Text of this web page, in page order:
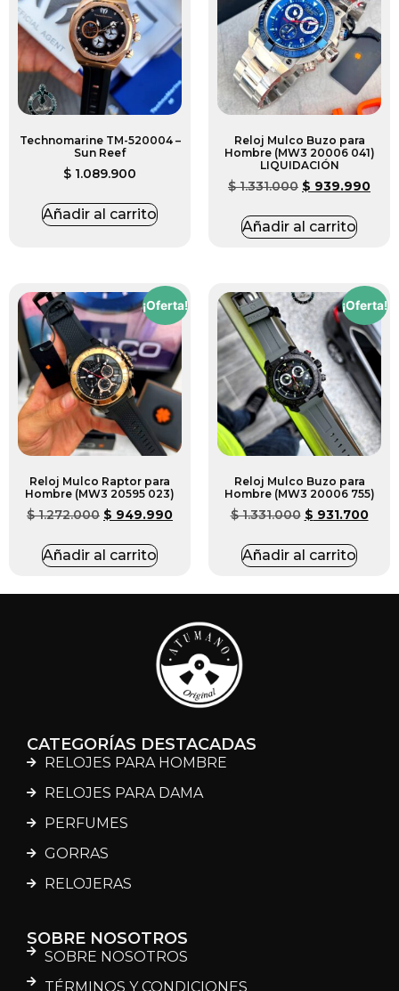
Technomarine TM-520004 –
Sun Reef
$ 1.089.900
Añadir al carrito
Reloj Mulco Buzo para
Hombre (MW3 20006 041)
LIQUIDACIÓN
$1.331.000 $ 939.990
Añadir al carrito
¡Oferta!
Reloj Mulco Raptor para
Hombre (MW3 20595 023)
$1.272.000 $ 949.990
Añadir al carrito
¡Oferta!
Reloj Mulco Buzo para
Hombre (MW3 20006 755)
$1.331.000 $ 931.700
Añadir al carrito
CATEGORÍAS DESTACADAS
RELOJES PARA HOMBRE
RELOJES PARA DAMA
PERFUMES
GORRAS
RELOJERAS
SOBRE NOSOTROS
SOBRE NOSOTROS
TÉRMINOS Y CONDICIONES